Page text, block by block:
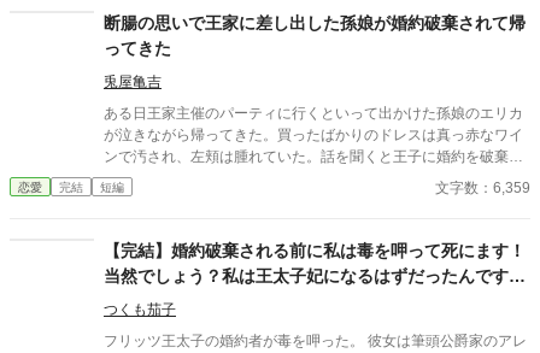
断腸の思いで王家に差し出した孫娘が婚約破棄されて帰
ってきた
兎屋亀吉
ある日王家主催のパーティに行くといって出かけた孫娘のエリカ
が泣きながら帰ってきた。買ったばかりのドレスは真っ赤なワイ
ンで汚され、左頬は腫れていた。話を聞くと王子に婚約を破棄さ
れ、取り巻きたちに酷いことをされたという。許せん。戦じゃ。
この命燃え尽きようとも、必ずや王家を滅ぼしてみせようぞ。
恋愛 完結 短編 文字数：6,359
【完結】婚約破棄される前に私は毒を呷って死にます！
当然でしょう？私は王太子妃になるはずだったんですか
ら。どの道、只ではすみません。
つくも茄子
フリッツ王太子の婚約者が毒を呷った。 彼女は筆頭公爵家のアレ